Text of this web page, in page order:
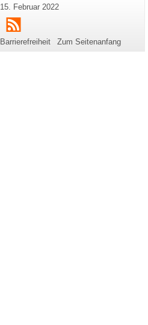
Zusätzliche
Informationen
zu
dieser
Letzte
Aktualisierung:
15. Februar 2022
RSS
Barrierefreiheit Zum Seitenanfang